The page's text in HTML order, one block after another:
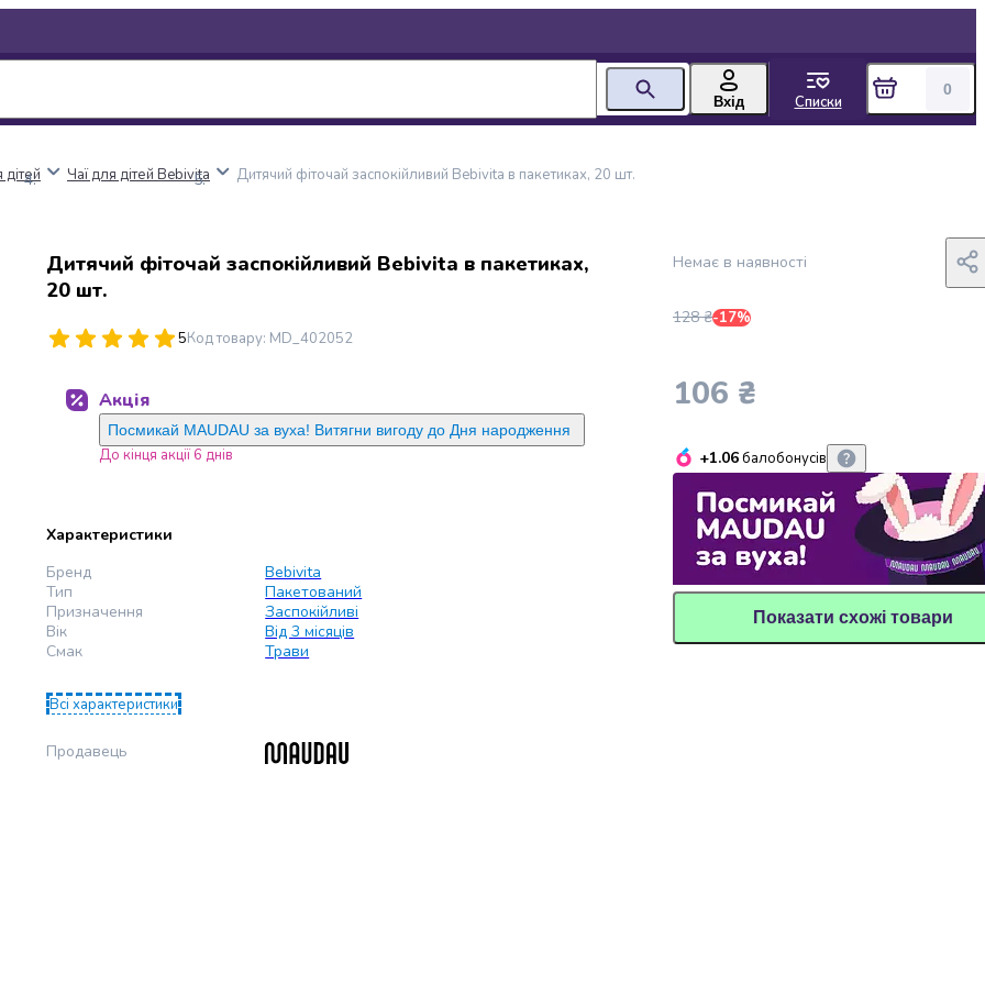
Вхід Списки
0
дітей Чаї для дітей Bebivita Дитячий фіточай заспокійливий Bebivita в пакетиках, 20 шт.
Дитячий фіточай заспокійливий Bebivita в пакетиках,
20 шт.
5Код товару: MD_402052
Акція
Посмикай MAUDAU за вуха! Витягни вигоду до Дня народження
До кінця акції 6 днів
Характеристики
Бренд
Bebivita
Тип
Пакетований
Призначення
Заспокійливі
Вік
Від 3 місяців
Смак
Трави
Всі характеристики
Продавець
Немає в наявності
128 ₴-17%
106 ₴
+1.06балобонусів
Показати схожі товари